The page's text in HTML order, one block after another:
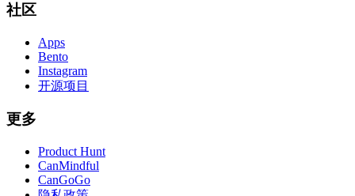
社区
Apps
Bento
Instagram
开源项目
更多
Product Hunt
CanMindful
CanGoGo